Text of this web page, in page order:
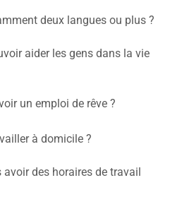
deux langues ou plus ?
aider les gens dans la vie
un emploi de rêve ?
à domicile ?
avoir des horaires de travail